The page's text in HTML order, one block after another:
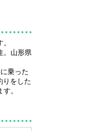
。山形県
乗った
りをした
。